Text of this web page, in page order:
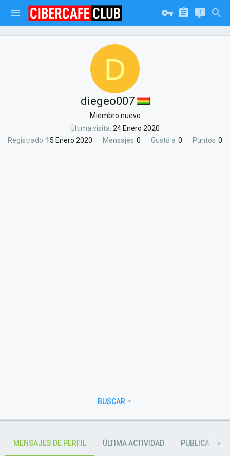
D
diegeo007
Miembro nuevo
Última visita 24 Enero 2020
Registrado 15 Enero 2020 Mensajes 0 Gustó a 0 Puntos 0
BUSCAR
MENSAJES DE PERFIL ÚLTIMA ACTIVIDAD PUBLICANDO